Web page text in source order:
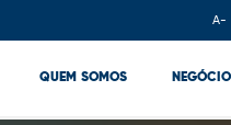
A-
QUEM SOMOS